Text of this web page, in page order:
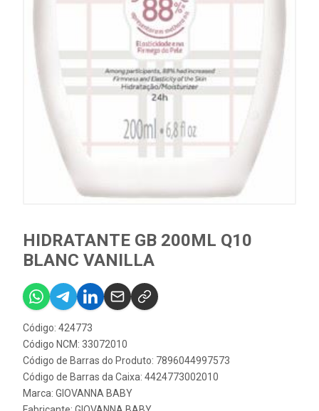
HIDRATANTE GB 200ML Q10
BLANC VANILLA
Código: 424773
Código NCM: 33072010
Código de Barras do Produto: 7896044997573
Código de Barras da Caixa: 4424773002010
Marca: GIOVANNA BABY